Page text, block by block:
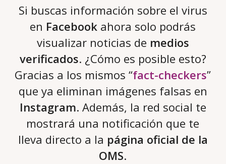
Si buscas información sobre el virus
en Facebook ahora solo podrás
visualizar noticias de medios
verificados. ¿Cómo es posible esto?
Gracias a los mismos “fact-checkers”
que ya eliminan imágenes falsas en
Instagram. Además, la red social te
mostrará una notificación que te
lleva directo a la página oficial de la
OMS.